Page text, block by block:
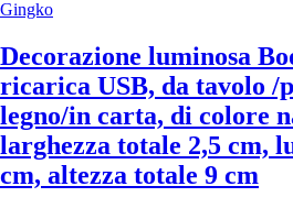
Gingko
Decorazione luminosa
ricarica USB, da tavolo /
legno/in carta, di colore
larghezza totale 2,5 cm,
cm, altezza totale 9 cm